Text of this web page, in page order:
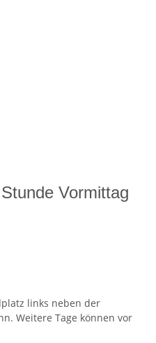
Vormittag
links neben der
Weitere Tage können vor